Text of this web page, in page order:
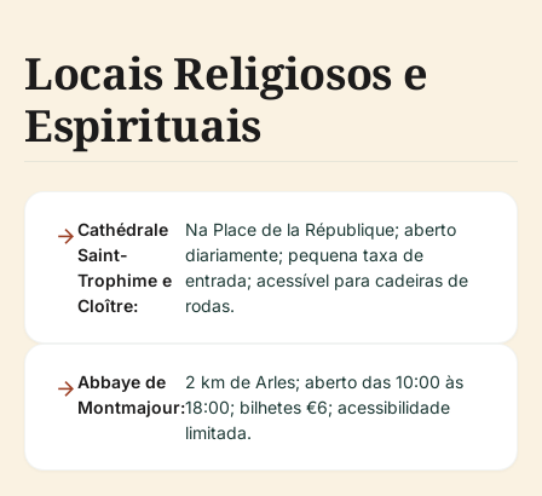
Locais Religiosos e
Espirituais
Cathédrale
Saint-
Trophime e
Cloître:
Na Place de la République; aberto
diariamente; pequena taxa de
entrada; acessível para cadeiras de
rodas.
Abbaye de
Montmajour:
2 km de Arles; aberto das 10:00 às
18:00; bilhetes €6; acessibilidade
limitada.